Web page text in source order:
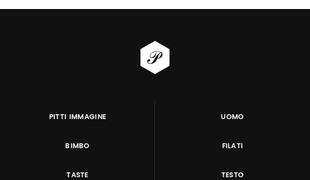
PITTI IMMAGINE UOMO
BIMBO FILATI
TASTE TESTO